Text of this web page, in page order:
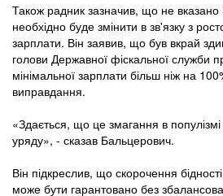
Також радник зазначив, що не вказано
необхідно буде змінити в зв'язку з
зарплати. Він заявив, що був вкрай
голови Державної фіскальної служби
мінімальної зарплати більш ніж на
виправдання.
«Здається, що це змагання в
уряду», - сказав Бальцерович.
Він підкреслив, що скорочення
може бути гарантовано без